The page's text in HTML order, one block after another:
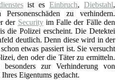
ist esEinbruch,Diebstahl,
Personenschäden zu verhindern.
der Securityim Falle der Fälle den
die Polizei erscheint. Die Detektei
deutlich. Denn diese wird in der
etwas passiert ist. Sie versucht
den oder die Täter zu ermitteln.
zur Verhinderung von
Eigentums gedacht.